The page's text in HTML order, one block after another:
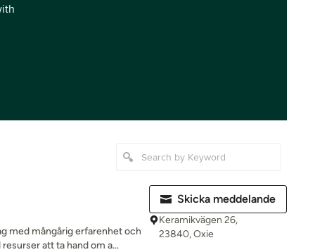
med mångårig erfarenhet och
att ta hand om a...
Skicka meddelande
Keramikvägen 26,
23840, Oxie